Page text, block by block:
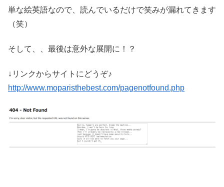
単な絵英語なので、読んでいるだけで笑みが漏れてきます
（笑）
そして、、最後は意外な展開に！？
↓リンクからサイトにどうぞ♪
http://www.moparisthebest.com/pagenotfound.php